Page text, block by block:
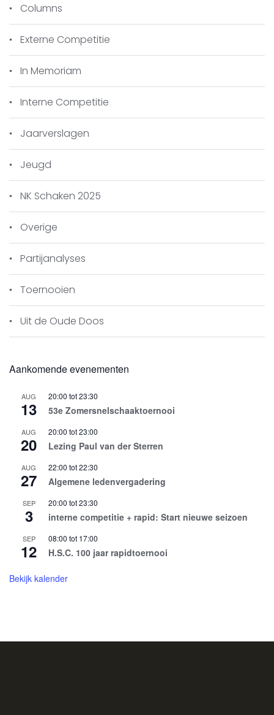
Columns
Externe Competitie
In Memoriam
Interne Competitie
Jaarverslagen
Jeugd
NK Schaken 2025
Overige
Partijanalyses
Toernooien
Uit de Oude Doos
Aankomende evenementen
AUG
13
20:00 tot23:30
53e Zomersnelschaaktoernooi
AUG
20
20:00 tot23:00
Lezing Paul van der Sterren
AUG
27
22:00 tot22:30
Algemene ledenvergadering
SEP
3
20:00 tot23:30
interne competitie + rapid: Start nieuwe seizoen
SEP
12
08:00 tot 17:00
H.S.C. 100 jaar rapidtoernooi
Bekijk kalender